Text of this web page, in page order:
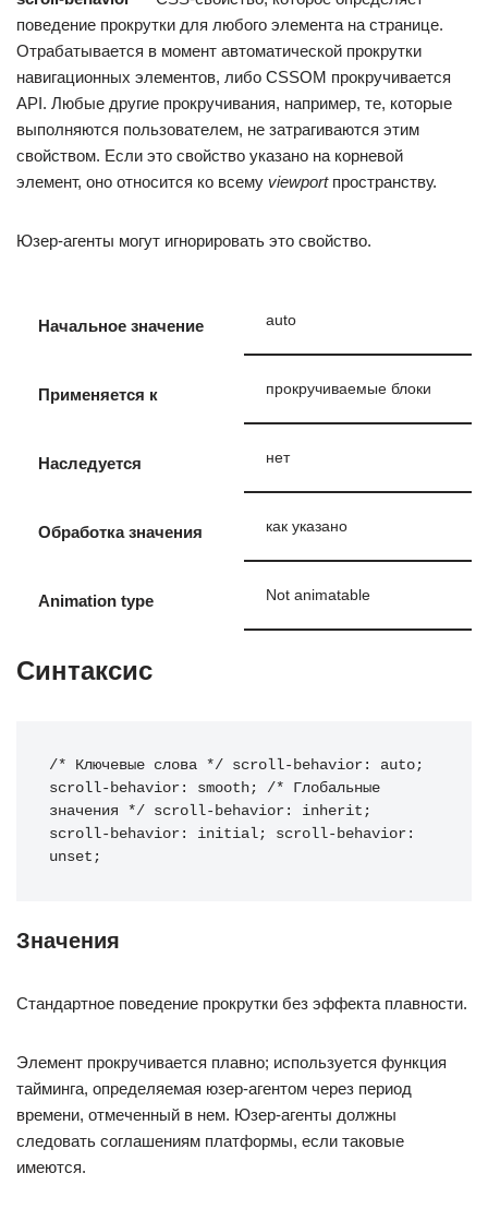
поведение прокрутки для любого элемента на странице.
Отрабатывается в момент автоматической прокрутки
навигационных элементов, либо CSSOM прокручивается
API. Любые другие прокручивания, например, те, которые
выполняются пользователем, не затрагиваются этим
свойством. Если это свойство указано на корневой
элемент, оно относится ко всему viewportпространству.
Юзер-агенты могут игнорировать это свойство.
Начальное значение auto
Применяется к прокручиваемые блоки
Наследуется нет
Обработка значения как указано
Animation type Not animatable
Синтаксис
/* Ключевые слова */ scroll-behavior : auto;
scroll-behavior : smooth;
/* Глобальные
значения */
scroll-behavior : inherit ;
scroll-behavior : initial; scroll-behavior :
unset ;
Значения
Стандартное поведение прокрутки без эффекта плавности.
Элемент прокручивается плавно; используется функция
тайминга, определяемая юзер-агентом через период
времени, отмеченный в нем. Юзер-агенты должны
следовать соглашениям платформы, если таковые
имеются.